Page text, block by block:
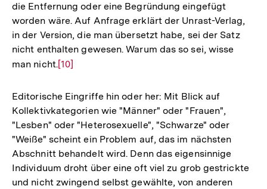
die Entfernung oder eine Begründung eingefügt
worden wäre. Auf Anfrage erklärt der Unrast-Verlag,
in der Version, die man übersetzt habe, sei der Satz
nicht enthalten gewesen. Warum das so sei, wisse
man nicht.Zur
der
Fußnote
[10]
Editorische Eingriffe hin oder her: Mit Blick auf
Kollektivkategorien wie "Männer" oder "Frauen",
"Lesben" oder "Heterosexuelle", "Schwarze" oder
"Weiße" scheint ein Problem auf, das im nächsten
Abschnitt behandelt wird. Denn das eigensinnige
Individuum droht über eine oft viel zu grob gestrickte
und nicht zwingend selbst gewählte, von anderen